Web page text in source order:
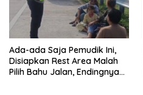
Ada-ada Saja Pemudik Ini,
Disiapkan Rest Area Malah
Pilih Bahu Jalan, Endingnya